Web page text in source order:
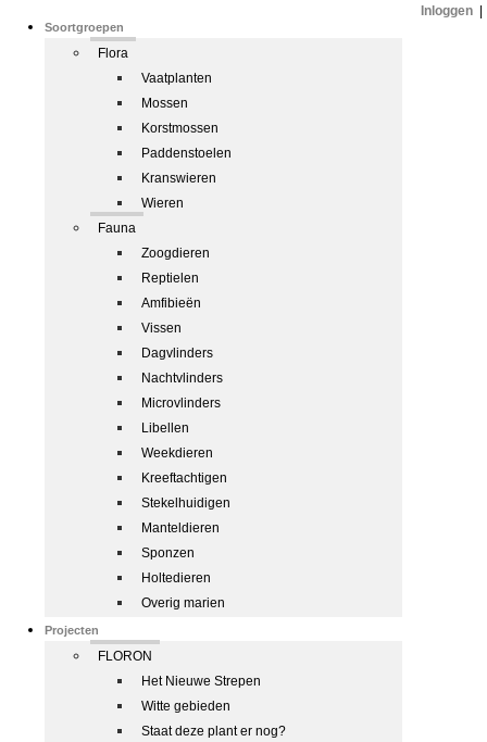
Soortgroepen
Flora
Vaatplanten
Mossen
Korstmossen
Paddenstoelen
Kranswieren
Wieren
Fauna
Zoogdieren
Reptielen
Amfibieën
Vissen
Dagvlinders
Nachtvlinders
Microvlinders
Libellen
Weekdieren
Kreeftachtigen
Stekelhuidigen
Manteldieren
Sponzen
Holtedieren
Overig marien
Projecten
FLORON
Het Nieuwe Strepen
Witte gebieden
Staat deze plant er nog?
Inloggen